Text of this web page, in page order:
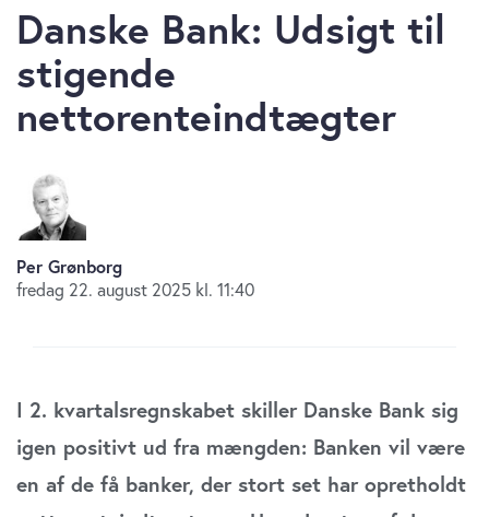
Danske Bank: Udsigt til
stigende
nettorenteindtægter
Per Grønborg
fredag 22. august 2025 kl. 11:40
I 2. kvartalsregnskabet skiller Danske Bank sig
igen positivt ud fra mængden: Banken vil være
en af de få banker, der stort set har opretholdt